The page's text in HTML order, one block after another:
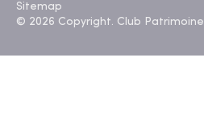
Sitemap
© 2026 Copyright. Club Patrimoine